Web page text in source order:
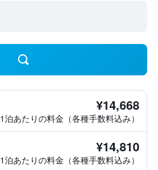
¥14,668
1泊あたりの料金（各種手数料込み）
¥14,810
1泊あたりの料金（各種手数料込み）